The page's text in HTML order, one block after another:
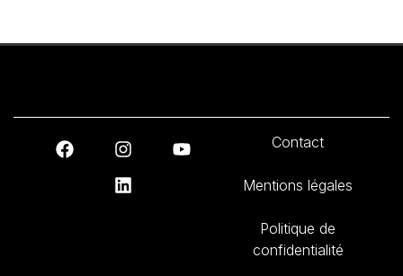
Contact
Mentions légales
Politique de
confidentialité